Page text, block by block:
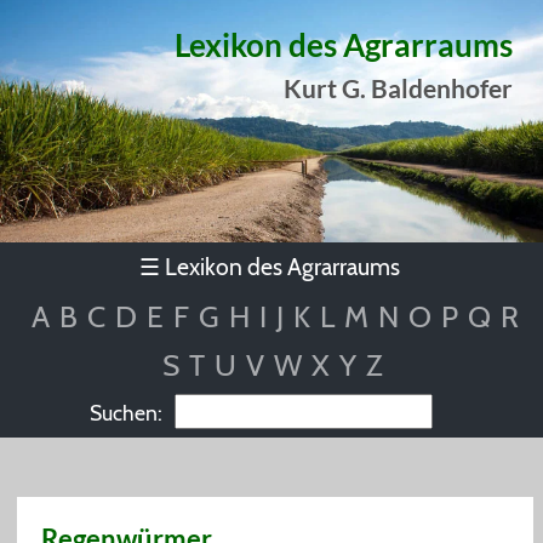
Lexikon des Agrarraums
Kurt G. Baldenhofer
☰ Lexikon des Agrarraums
A B C D E F G H I J K L M N O P Q R
S T U V W X Y Z
Suchen: